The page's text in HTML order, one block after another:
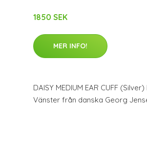
1850 SEK
MER INFO!
DAISY MEDIUM EAR CUFF
Vänster från danska Georg